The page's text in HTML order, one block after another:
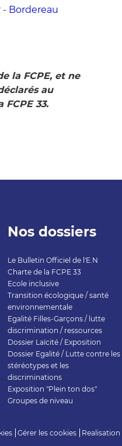
- Bordereau
la FCPE, et ne
au
33.
Nos dossiers
Le Bulletin Officiel de l'E.N
Charte de la FCPE 33
Ecole inclusive
Transition écologique / santé
environnementale
Egalité Filles-Garçons / lutte
discrimination / ressources
Dossier Laïcité / Exposition
Dossier Egalité / Lutte contre les
stéréotypes et les
discriminations
Exposition "Plein ton dos"
Groupes de niveau
Gérer les cookies Realisation